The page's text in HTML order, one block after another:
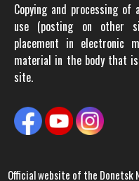
Copying and processing
use (posting on other
placement in electronic
material in the body that
site.
Official website of the Donetsk